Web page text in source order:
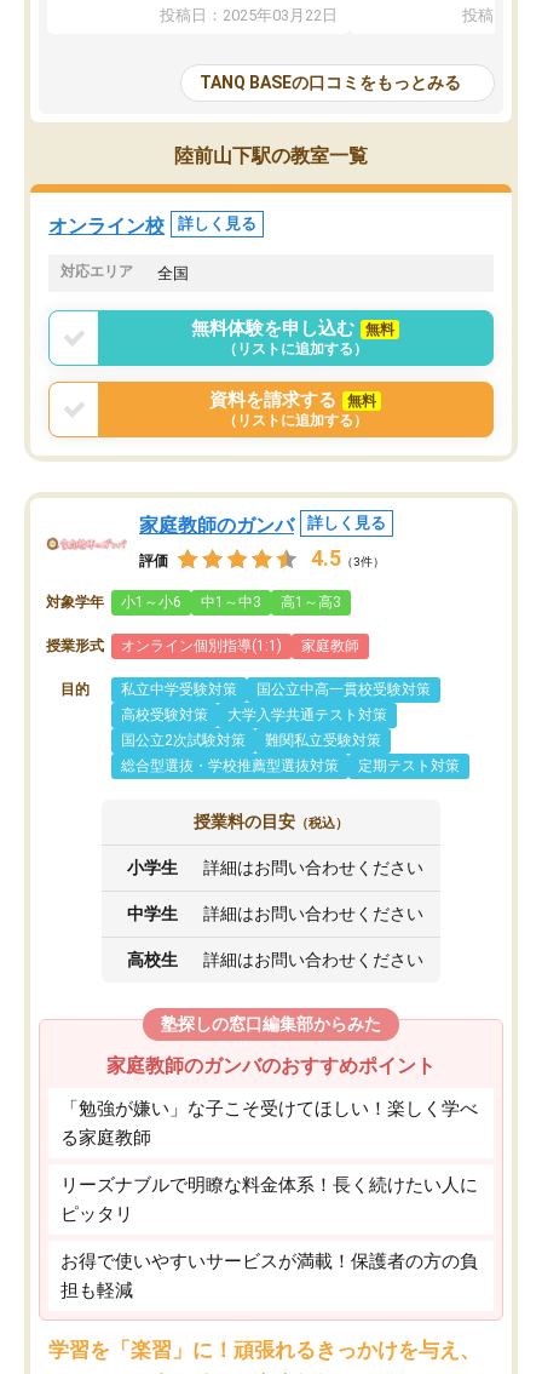
総合型の多くの塾は大学生が見ること
大学生の目だけでなく、数人の大人に
も目を通して頂ける。そのため多くの
意見を聞くことができ、より良いもの
を推敲することが可能だ。
どの人も優しく、親身に接してくださ
るのでやる気も出て、良かったで
す！！
投稿日：2025年03月22日
分野について学生知識
総合型選抜対策として志
接・小論文などの技術指
ション内容になっていま
選抜を通して将来自分が
を社会人として働いてい
標を見つける事が出来ま
投稿日：
TANQ BASEの口コミをもっとみる
陸前山下駅の教室一覧
オンライン校 詳しく見る
対応エリア 全国
無料体験を申し込む
無料
（リストに追加する）
資料を請求する
無料
（リストに追加する）
家庭教師のガンバ 詳しく見る
評価 4.5 （3件）
対象学年 小1～小6 中1～中3 高1～高3
授業形式 オンライン個別指導(1:1) 家庭教師
目的 私立中学受験対策
国公立中高一貫校受験対策
高校受験対策
大学入学共通テスト対策
国公立2次試験対策
難関私立受験対策
総合型選抜・学校推薦型選抜対策
定期テスト対策
授業料の目安 （税込）
小学生 詳細はお問い合わせください
中学生 詳細はお問い合わせください
高校生 詳細はお問い合わせください
塾探しの窓口編集部からみた
家庭教師のガンバのおすすめポイント
「勉強が嫌い」な子こそ受けてほしい！楽しく学べ
る家庭教師
リーズナブルで明瞭な料金体系！長く続けたい人に
ピッタリ
お得で使いやすいサービスが満載！保護者の方の負
担も軽減
学習を「楽習」に！頑張れるきっかけを与え、